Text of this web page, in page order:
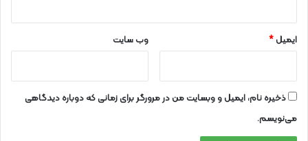
ایمیل* وب‌ سایت
ذخیره نام، ایمیل و وبسایت من در مرورگر برای زمانی که دوباره دیدگاهی
می‌نویسم.